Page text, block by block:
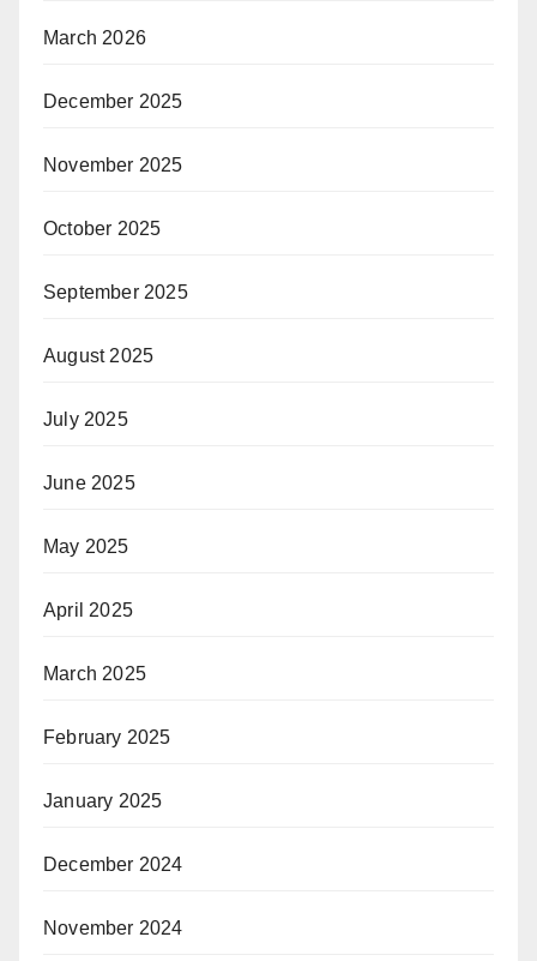
March 2026
December 2025
November 2025
October 2025
September 2025
August 2025
July 2025
June 2025
May 2025
April 2025
March 2025
February 2025
January 2025
December 2024
November 2024